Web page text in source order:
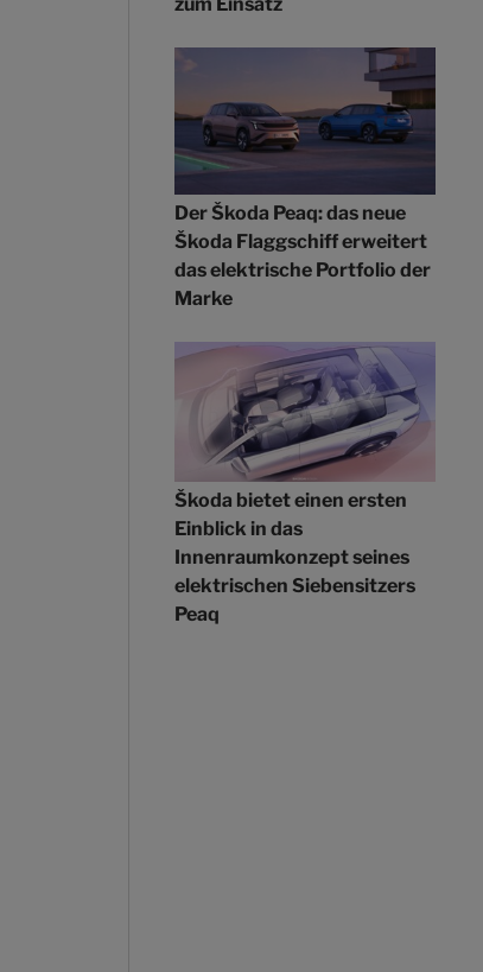
zum Einsatz
Der Škoda Peaq: das neue
Škoda Flaggschiff erweitert
das elektrische Portfolio der
Marke
Škoda bietet einen ersten
Einblick in das
Innenraumkonzept seines
elektrischen Siebensitzers
Peaq